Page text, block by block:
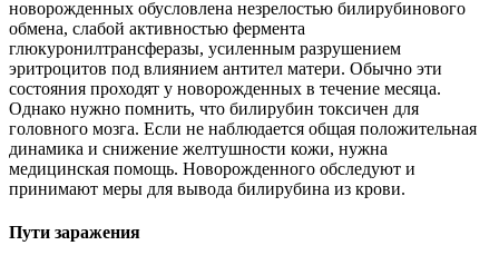
новорожденных обусловлена незрелостью билирубинового
обмена, слабой активностью фермента
глюкуронилтрансферазы, усиленным разрушением
эритроцитов под влиянием антител матери. Обычно эти
состояния проходят у новорожденных в течение месяца.
Однако нужно помнить, что билирубин токсичен для
головного мозга. Если не наблюдается общая положительная
динамика и снижение желтушности кожи, нужна
медицинская помощь. Новорожденного обследуют и
принимают меры для вывода билирубина из крови.
Пути заражения